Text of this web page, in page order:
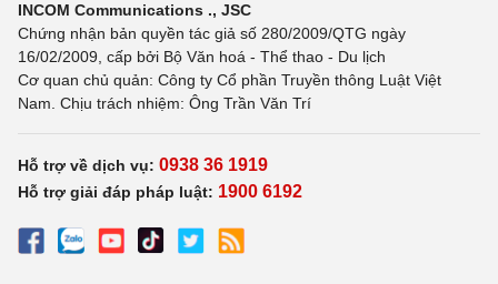
INCOM Communications ., JSC
Chứng nhận bản quyền tác giả số 280/2009/QTG ngày
16/02/2009, cấp bởi Bộ Văn hoá - Thể thao - Du lịch
Cơ quan chủ quản: Công ty Cổ phần Truyền thông Luật Việt
Nam. Chịu trách nhiệm: Ông Trần Văn Trí
Hỗ trợ về dịch vụ: 0938 36 1919
Hỗ trợ giải đáp pháp luật: 1900 6192